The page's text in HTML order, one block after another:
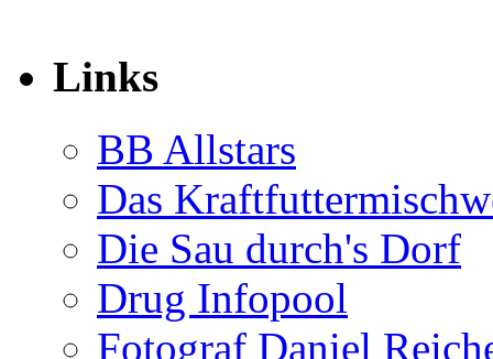
Links
BB Allstars
Das
Die Sau durch's Dorf
Drug Infopool
Fotograf Daniel